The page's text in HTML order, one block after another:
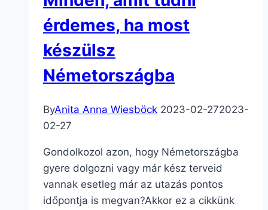
érdemes, ha most
készülsz
Németországba
ByAnita Anna Wiesböck 2023-02-272023-
02-27
Gondolkozol azon, hogy Németországba
gyere dolgozni vagy már kész terveid
vannak esetleg már az utazás pontos
időpontja is megvan?Akkor ez a cikkünk